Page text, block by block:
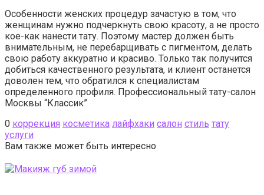
Особенности женских процедур зачастую в том, что
женщинам нужно подчеркнуть свою красоту, а не просто
кое-как нанести тату. Поэтому мастер должен быть
внимательным, не перебарщивать с пигментом, делать
свою работу аккуратно и красиво. Только так получится
добиться качественного результата, и клиент останется
доволен тем, что обратился к специалистам
определенного профиля. Профессиональный тату-салон
Москвы “Классик”
0 коррекция косметика лайфхаки салон стиль тату
услуги
Вам также может быть интересно